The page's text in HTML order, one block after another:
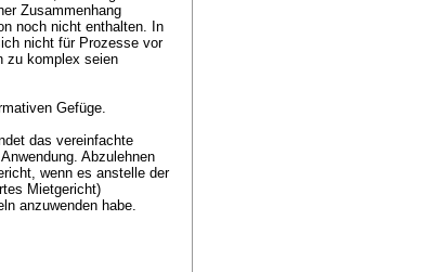
Zusammenhang
noch nicht enthalten. In
nicht für Prozesse vor
zu komplex seien
Gefüge.
das vereinfachte
Abzulehnen
wenn es anstelle der
Mietgericht)
anzuwenden habe.